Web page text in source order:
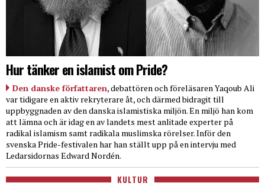
Hur tänker en islamist om Pride?
Den danske författaren, debattören och föreläsaren Yaqoub Ali
var tidigare en aktiv rekryterare åt, och därmed bidragit till
uppbyggnaden av den danska islamistiska miljön. En miljö han kom
att lämna och är idag en av landets mest anlitade experter på
radikal islamism samt radikala muslimska rörelser. Inför den
svenska Pride-festivalen har han ställt upp på en intervju med
Ledarsidornas Edward Nordén.
KULTUR